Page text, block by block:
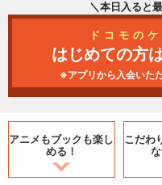
＼本日入ると
ドコモの
はじめての方
※アプリから入会いた
アニメもブックも楽し
める！
こだわ